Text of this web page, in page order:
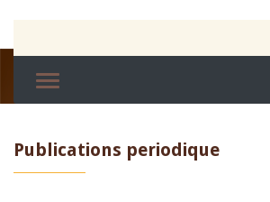
Publications periodique